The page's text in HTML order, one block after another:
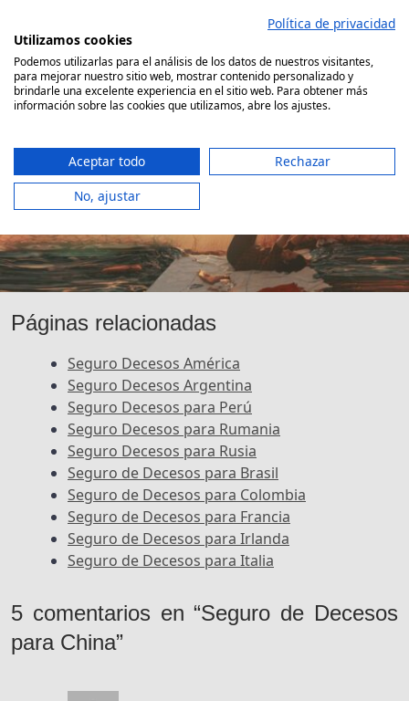
contenido
Comparador Seguro Decesos
Seguro de Decesos para China
Páginas relacionadas
Seguro Decesos América
Seguro Decesos Argentina
Seguro Decesos para Perú
Seguro Decesos para Rumania
Seguro Decesos para Rusia
Seguro de Decesos para Brasil
Seguro de Decesos para Colombia
Seguro de Decesos para Francia
Seguro de Decesos para Irlanda
Seguro de Decesos para Italia
5 comentarios en “Seguro de Decesos
para China”
Política de privacidad
Utilizamos cookies
Podemos utilizarlas para el análisis de los datos de nuestros visitantes,
para mejorar nuestro sitio web, mostrar contenido personalizado y
brindarle una excelente experiencia en el sitio web. Para obtener más
información sobre las cookies que utilizamos, abre los ajustes.
Aceptar todo
Rechazar
No, ajustar